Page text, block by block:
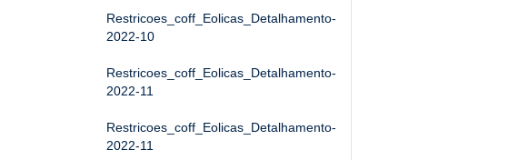
Restricoes_coff_Eolicas_Detalhamento-
2022-10
Restricoes_coff_Eolicas_Detalhamento-
2022-11
Restricoes_coff_Eolicas_Detalhamento-
2022-11